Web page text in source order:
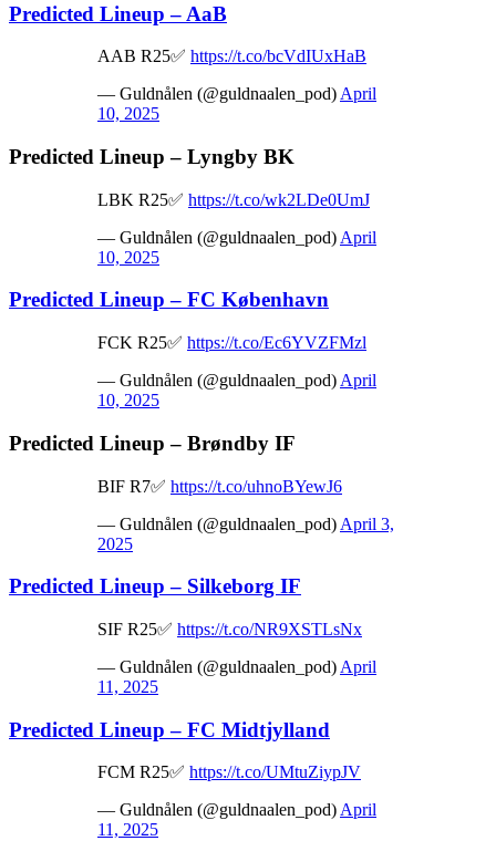
Predicted Lineup – AaB
AAB R25✅ https://t.co/bcVdIUxHaB
— Guldnålen (@guldnaalen_pod) April
10, 2025
Predicted Lineup – Lyngby BK
LBK R25✅ https://t.co/wk2LDe0UmJ
— Guldnålen (@guldnaalen_pod) April
10, 2025
Predicted Lineup – FC København
FCK R25✅ https://t.co/Ec6YVZFMzl
— Guldnålen (@guldnaalen_pod) April
10, 2025
Predicted Lineup – Brøndby IF
BIF R7✅ https://t.co/uhnoBYewJ6
— Guldnålen (@guldnaalen_pod) April 3,
2025
Predicted Lineup – Silkeborg IF
SIF R25✅ https://t.co/NR9XSTLsNx
— Guldnålen (@guldnaalen_pod) April
11, 2025
Predicted Lineup – FC Midtjylland
FCM R25✅ https://t.co/UMtuZiypJV
— Guldnålen (@guldnaalen_pod)April
11, 2025